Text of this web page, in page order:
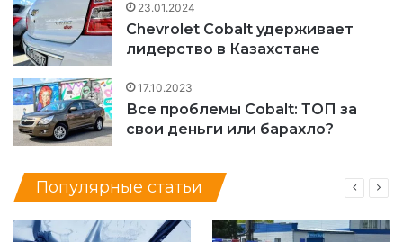
23.01.2024
Chevrolet Cobalt удерживает
лидерство в Казахстане
17.10.2023
Все проблемы Cobalt: ТОП за
свои деньги или барахло?
Популярные статьи